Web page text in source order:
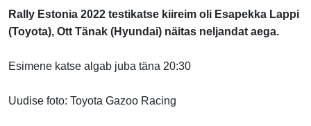
Rally Estonia 2022 testikatse kiireim oli Esapekka Lappi
(Toyota), Ott Tänak (Hyundai) näitas neljandat aega.
Esimene katse algab juba täna 20:30
Uudise foto: Toyota Gazoo Racing